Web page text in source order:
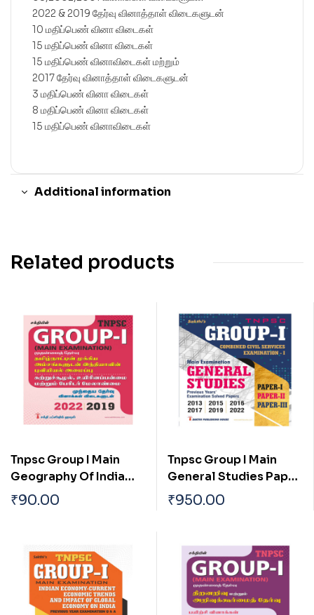
2022 & 2019 தேர்வு வினாத்தாள் விடைகளுடன்
10 மதிப்பெண் வினா விடைகள்
15 மதிப்பெண் வினா விடைகள்
15 மதிப்பெண் வினாவிடைகள் மற்றும்
2017 தேர்வு வினாத்தாள் விடைகளுடன்
3 மதிப்பெண் வினா விடைகள்
8 மதிப்பெண் வினா விடைகள்
15 மதிப்பெண் வினாவிடைகள்
Additional information
Related products
Tnpsc Group I Main
Geography Of India
With Special
Reference To
₹90.00
Tnpsc Group I Main
General Studies Paper
I, II & III Previous Years
Examination Solved
₹950.00